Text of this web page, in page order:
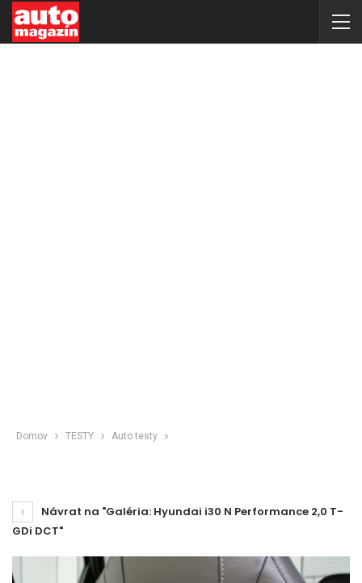
Domov TESTY Auto testy
Návrat na "Galéria: Hyundai i30 N Performance 2,0 T-
GDi DCT"